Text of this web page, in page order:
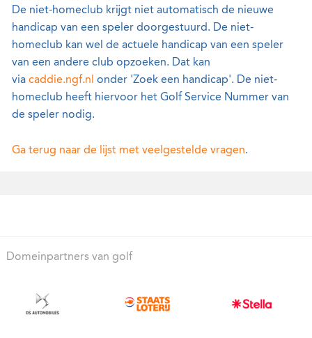
De niet-homeclub krijgt niet automatisch de nieuwe
handicap van een speler doorgestuurd. De niet-
homeclub kan wel de actuele handicap van een speler
van een andere club opzoeken. Dat kan
via caddie.ngf.nl onder 'Zoek een handicap'. De niet-
homeclub heeft hiervoor het Golf Service Nummer van
de speler nodig.
Ga terug naar de lijst met veelgestelde vragen.
Domeinpartners van golf